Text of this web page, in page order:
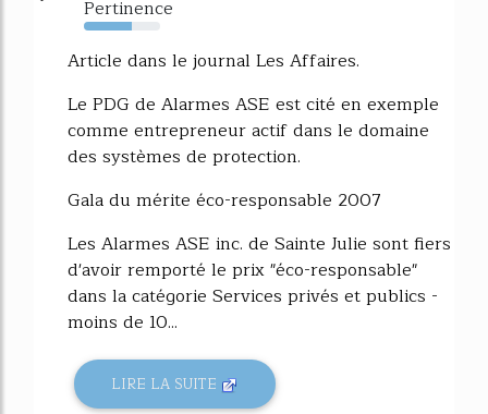
Pertinence
63%
Article dans le journal Les Affaires.
Le PDG de Alarmes ASE est cité en exemple
comme entrepreneur actif dans le domaine
des systèmes de protection.
Gala du mérite éco-responsable 2007
Les Alarmes ASE inc. de Sainte Julie sont fiers
d'avoir remporté le prix "éco-responsable"
dans la catégorie Services privés et publics -
moins de 10...
LIRE LA SUITE